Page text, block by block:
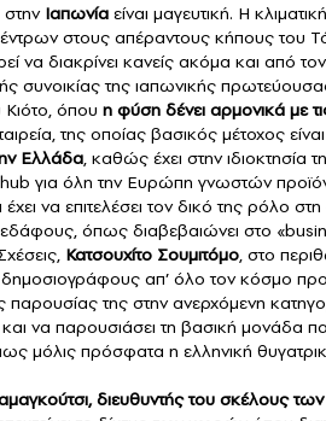
Ιαπωνία είναι μαγευτική. Η
στους απέραντους κήπους του
να διακρίνει κανείς ακόμα και από
συνοικίας της ιαπωνικής
όπου η φύση δένει αρμονικά με
της οποίας βασικός μέτοχος
Ελλάδα, καθώς έχει στην ιδιοκτησία
για όλη την Ευρώπη γνωστών
να επιτελέσει τον δικό της ρόλο
όπως διαβεβαιώνει στο
Κατσουχίτο Σουμιτόμο, στο
απ’ όλο τον κόσμο
παρουσίας της στην ανερχόμενη
να παρουσιάσει τη βασική μονάδα
μόλις πρόσφατα η ελληνική
διευθυντής του σκέλους